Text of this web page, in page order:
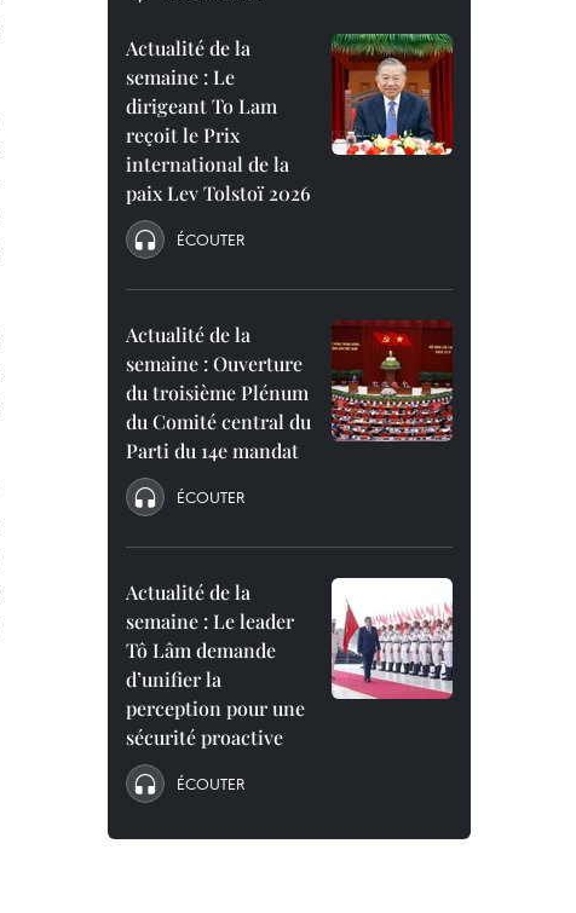
Actualité de la
semaine : Le
dirigeant To Lam
reçoit le Prix
international de la
paix Lev Tolstoï 2026
ÉCOUTER
Actualité de la
semaine : Ouverture
du troisième Plénum
du Comité central du
Parti du 14e mandat
ÉCOUTER
Actualité de la
semaine : Le leader
Tô Lâm demande
d’unifier la
perception pour une
sécurité proactive
ÉCOUTER